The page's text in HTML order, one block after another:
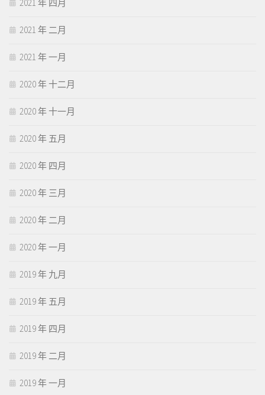
2021 年 四月
2021 年 二月
2021 年 一月
2020 年 十二月
2020 年 十一月
2020 年 五月
2020 年 四月
2020 年 三月
2020 年 二月
2020 年 一月
2019 年 九月
2019 年 五月
2019 年 四月
2019 年 二月
2019 年 一月